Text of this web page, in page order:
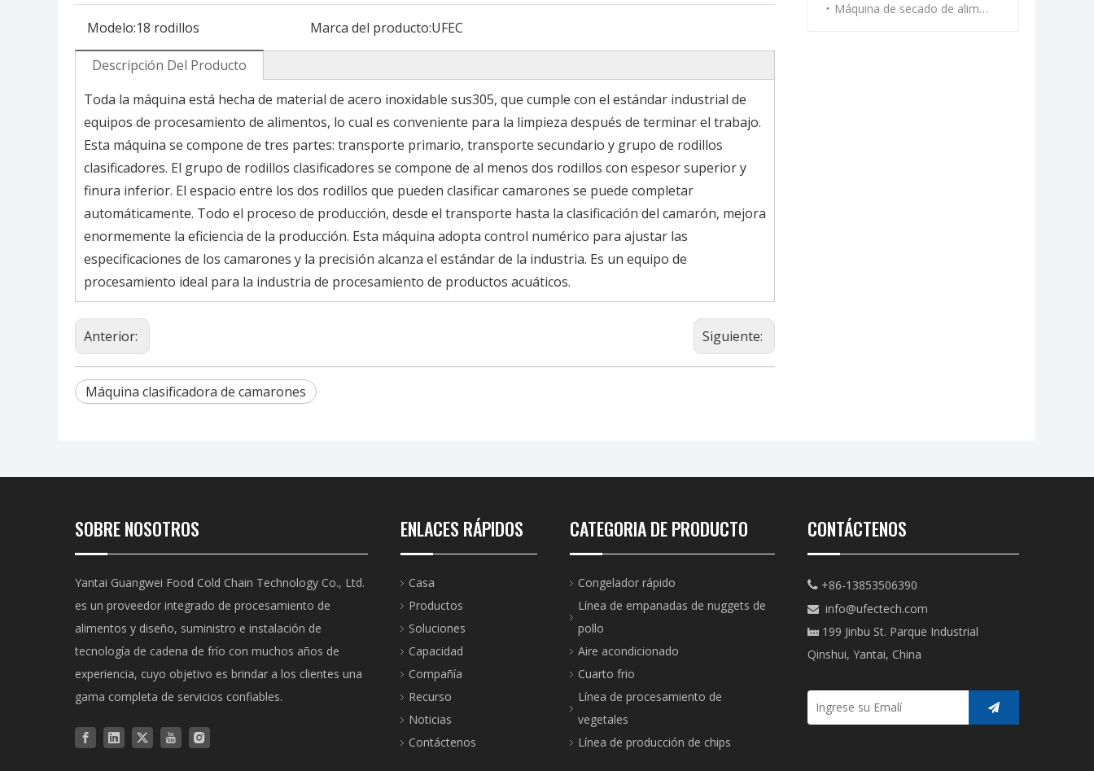
Modelo:18 rodillos Marca del producto:UFEC
Descripción Del Producto
Toda la máquina está hecha de material de acero inoxidable sus305, que cumple con el estándar industrial de
equipos de procesamiento de alimentos, lo cual es conveniente para la limpieza después de terminar el trabajo.
Esta máquina se compone de tres partes: transporte primario, transporte secundario y grupo de rodillos
clasificadores. El grupo de rodillos clasificadores se compone de al menos dos rodillos con espesor superior y
finura inferior. El espacio entre los dos rodillos que pueden clasificar camarones se puede completar
automáticamente. Todo el proceso de producción, desde el transporte hasta la clasificación del camarón, mejora
enormemente la eficiencia de la producción. Esta máquina adopta control numérico para ajustar las
especificaciones de los camarones y la precisión alcanza el estándar de la industria. Es un equipo de
procesamiento ideal para la industria de procesamiento de productos acuáticos.
Anterior: Siguiente:
Máquina clasificadora de camarones
Máquina de secado de alimentos
SOBRE NOSOTROS
Yantai Guangwei Food Cold Chain Technology Co., Ltd.
es un proveedor integrado de procesamiento de
alimentos y diseño, suministro e instalación de
tecnología de cadena de frío con muchos años de
experiencia, cuyo objetivo es brindar a los clientes una
gama completa de servicios confiables.
ENLACES RÁPIDOS
Casa
Productos
Soluciones
Capacidad
Compañía
Recurso
Noticias
Contáctenos
CATEGORIA DE PRODUCTO
Congelador rápido
Línea de empanadas de nuggets de
pollo
Aire acondicionado
Cuarto frio
Línea de procesamiento de
vegetales
Línea de producción de chips
CONTÁCTENOS
 +86-13853506390
 info@ufectech.com
 199 Jinbu St. Parque Industrial
Qinshui, Yantai, China